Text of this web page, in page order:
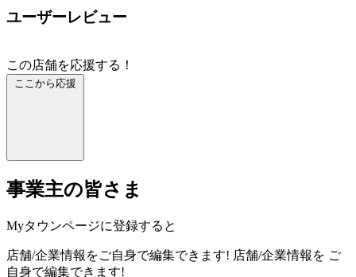
ユーザーレビュー
この店舗を応援する！
ここから応援
事業主の皆さま
Myタウンページに登録すると
店舗/企業情報をご自身で編集できます! 店舗/企業情報を ご
自身で編集できます!